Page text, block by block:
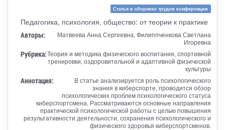
Статья в сборнике трудов конференции
Педагогика, психология, общество: от теории к практике
Авторы:
Матвеева Анна Сергеевна, Филиппченкова Светлана
Игоревна
Рубрика:Теория и методика физического воспитания, спортивной
тренировки, оздоровительной и адаптивной физической
культуры
Аннотация:
В статье анализируется роль психологического
знания в киберспорте, проводится обзор
психологических проблем психологического статуса
киберспортсмена. Рассматриваются основные направления
практической психологической работы с целью повышения
результативности деятельности, сохранения психологического и
физического здоровья киберспортсменов.